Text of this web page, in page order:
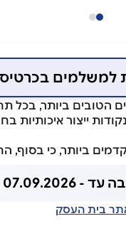
הטובים ביותר, בכל
ייצור איכותיות
ביותר, כי בסוף,
07.09.2026
בית העסק